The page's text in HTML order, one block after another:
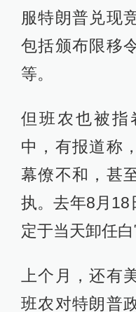
服特朗普兑现
包括颁布限移
等。
但班农也被指
中，有报道称
幕僚不和，甚
执。去年8月18
定于当天卸任白
上个月，还有
班农对特朗普